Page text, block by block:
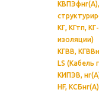
КГ, КГтп,
изоляции)
КГВВ,
LS (Кабель
КИПЭВ,
HF,